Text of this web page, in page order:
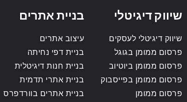
שיווק דיגיטלי
שיווק דיגיטלי לעסקים
פרסום ממומן בגוגל
פרסום ממומן ביוטיוב
פרסום ממומן בפייסבוק
פרסום ממומן
בניית אתרים
עיצוב אתרים
בניית דפי נחיתה
בניית חנות דיגיטלית
בניית אתרי תדמית
בניית אתרים בוורדפרס